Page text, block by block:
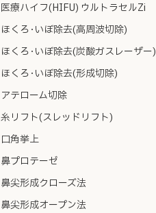
医療ハイフ(HIFU) ウルトラセルZi
ほくろ･いぼ除去(高周波切除)
ほくろ･いぼ除去(炭酸ガスレーザー)
ほくろ･いぼ除去(形成切除)
アテローム切除
糸リフト(スレッドリフト)
口角挙上
鼻プロテーゼ
鼻尖形成クローズ法
鼻尖形成オープン法